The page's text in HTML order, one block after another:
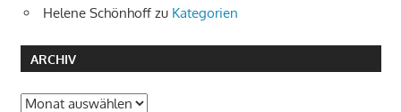
Helene Schönhoff zu Kategorien
ARCHIV
Archiv